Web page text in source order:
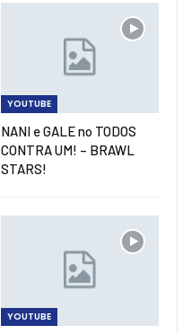
YOUTUBE
NANI e GALE no TODOS
CONTRA UM! – BRAWL
STARS!
YOUTUBE